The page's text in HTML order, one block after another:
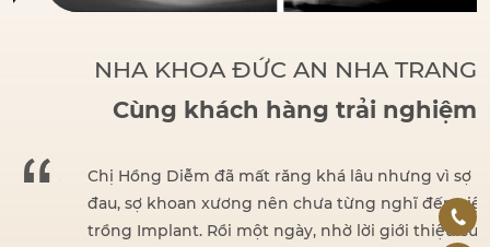
NHA KHOA ĐỨC AN NHA TRANG
Cùng khách hàng trải nghiệm
Chị Hồng Diễm đã mất răng khá lâu nhưng vì sợ
đau, sợ khoan xương nên chưa từng nghĩ đến việc
trồng Implant. Rồi một ngày, nhờ lời giới thiệu của